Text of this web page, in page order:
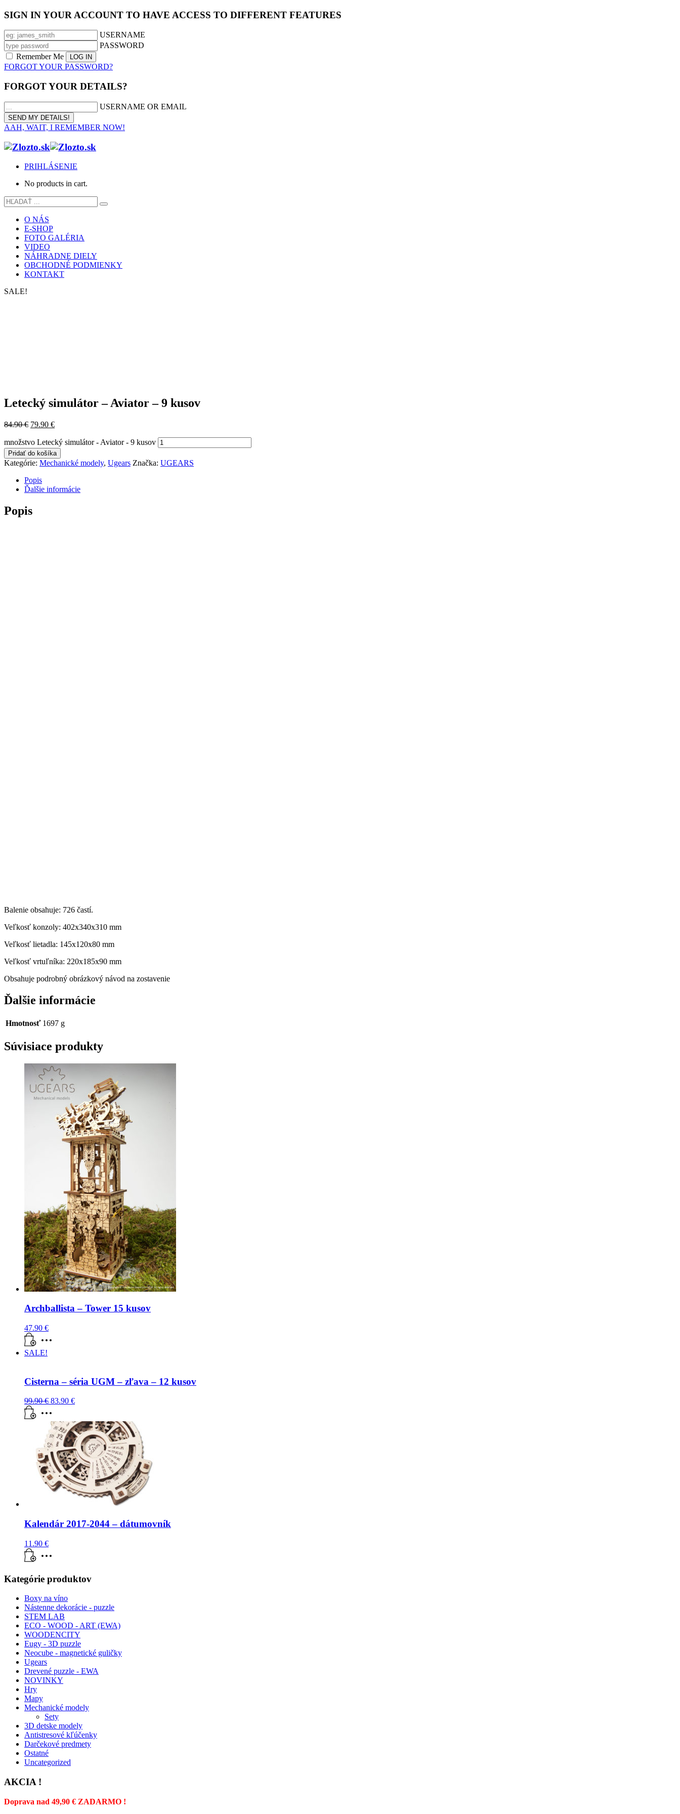
SIGN IN YOUR ACCOUNT TO HAVE ACCESS TO DIFFERENT FEATURES
USERNAME
PASSWORD
Remember Me
FORGOT YOUR PASSWORD?
FORGOT YOUR DETAILS?
USERNAME OR EMAIL
AAH, WAIT, I REMEMBER NOW!
PRIHLÁSENIE
No products in cart.
O NÁS
E-SHOP
FOTO GALÉRIA
VIDEO
NÁHRADNE DIELY
OBCHODNÉ PODMIENKY
KONTAKT
SALE!
Letecký simulátor – Aviator – 9 kusov
84.90€ 79.90 €
množstvo Letecký simulátor - Aviator - 9 kusov
Pridať do košíka
Kategórie: Mechanické modely, Ugears Značka: UGEARS
Popis
Ďalšie informácie
Popis
Balenie obsahuje: 726 častí.
Veľkosť konzoly: 402x340x310 mm
Veľkosť lietadla: 145x120x80 mm
Veľkosť vrtuľníka: 220x185x90 mm
Obsahuje podrobný obrázkový návod na zostavenie
Ďalšie informácie
Hmotnosť 1697 g
Súvisiace produkty
Archballista – Tower 15 kusov
47.90 €
SALE!
Cisterna – séria UGM – zľava – 12 kusov
99.90€ 83.90 €
Kalendár 2017-2044 – dátumovník
11.90 €
Kategórie produktov
Boxy na víno
Nástenne dekorácie - puzzle
STEM LAB
ECO - WOOD - ART (EWA)
WOODENCITY
Eugy - 3D puzzle
Neocube - magnetické guličky
Ugears
Drevené puzzle - EWA
NOVINKY
Hry
Mapy
Mechanické modely
Sety
3D detske modely
Antistresové kľúčenky
Darčekové predmety
Ostatné
Uncategorized
AKCIA !
Doprava nad 49,90 € ZADARMO !